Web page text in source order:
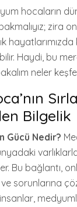
hocaların
zira
Haydi, bu
neler
Bilgelik
Gücü Nedir?
Bu bağlantı,
sorunlarına
insanlar,